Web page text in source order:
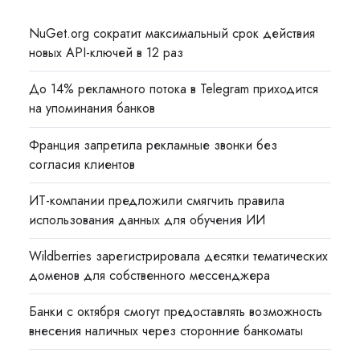
NuGet.org сократит максимальный срок действия
новых API-ключей в 12 раз
До 14% рекламного потока в Telegram приходится
на упоминания банков
Франция запретила рекламные звонки без
согласия клиентов
ИТ-компании предложили смягчить правила
использования данных для обучения ИИ
Wildberries зарегистрировала десятки тематических
доменов для собственного мессенджера
Банки с октября смогут предоставлять возможность
внесения наличных через сторонние банкоматы